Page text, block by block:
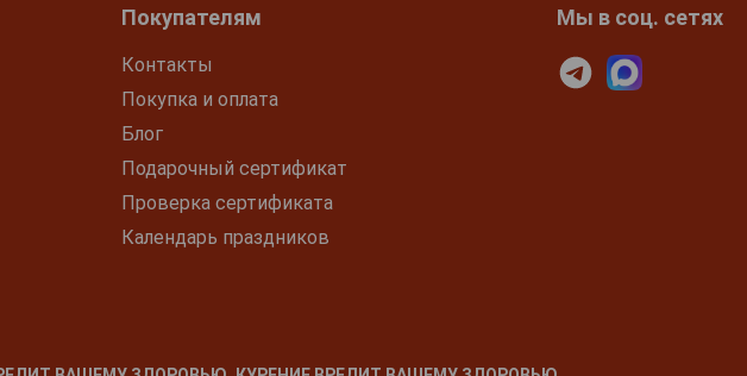
Покупателям
Контакты
Покупка и оплата
Блог
Подарочный сертификат
Проверка сертификата
Календарь праздников
Мы в соц. сетях